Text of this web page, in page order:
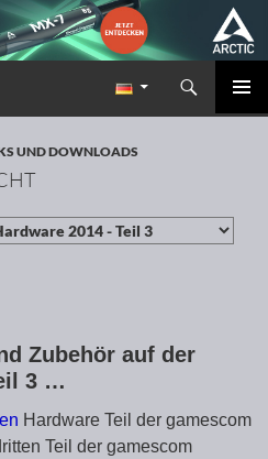
Hardware Portal
UND DOWNLOADS
Zubehör auf der
3 …
Hardware Teil der gamescom
Teil der gamescom